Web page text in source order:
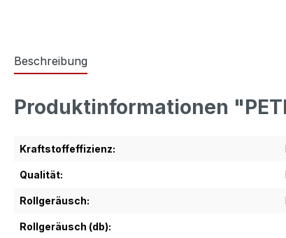
Beschreibung
Produktinformationen
Kraftstoffeffizienz:
Qualität:
Rollgeräusch:
Rollgeräusch (db):